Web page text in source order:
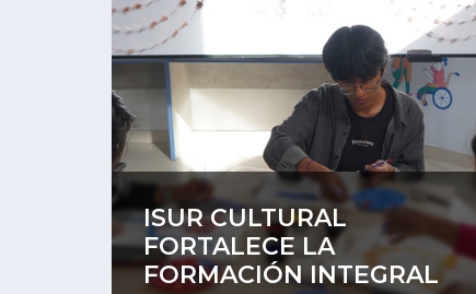
ISUR CULTURAL
FORTALECE LA
FORMACIÓN INTEGRAL
Ver